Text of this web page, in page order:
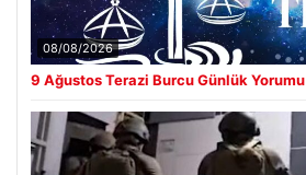
08/08/2026
9 Ağustos Terazi Burcu Günlük Yorumu